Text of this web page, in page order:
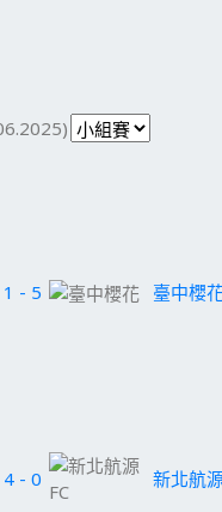
1 - 5 臺中櫻
4 - 0 新北航